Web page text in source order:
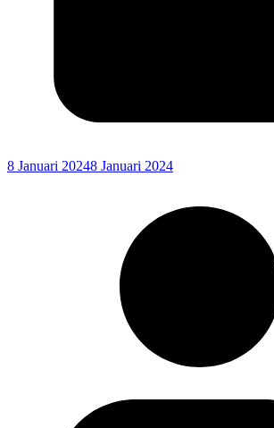
8 Januari 20248 Januari 2024